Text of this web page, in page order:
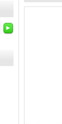
►